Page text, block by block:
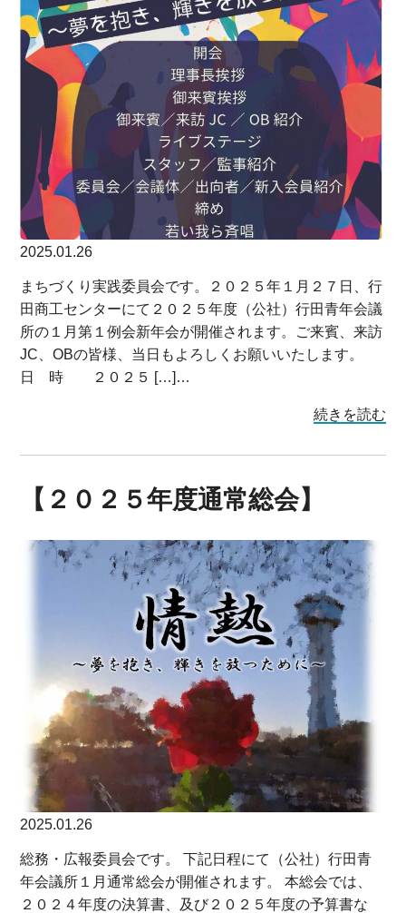
2025.01.26
まちづくり実践委員会です。２０２５年１月２７日、行
田商工センターにて２０２５年度（公社）行田青年会議
所の１月第１例会新年会が開催されます。ご来賓、来訪
JC、OBの皆様、当日もよろしくお願いいたします。
日 時 ２０２５ […]…
続きを読む
【２０２５年度通常総会】
2025.01.26
総務・広報委員会です。 下記日程にて（公社）行田青
年会議所１月通常総会が開催されます。 本総会では、
２０２４年度の決算書、及び２０２５年度の予算書な